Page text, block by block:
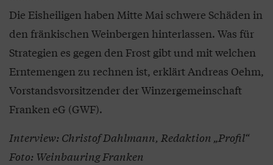
Die Eisheiligen haben Mitte Mai schwere Schäden in
den fränkischen Weinbergen hinterlassen. Was für
Strategien es gegen den Frost gibt und mit welchen
Erntemengen zu rechnen ist, erklärt Andreas Oehm,
Vorstandsvorsitzender der Winzergemeinschaft
Franken eG (GWF).
Interview: Christof Dahlmann, Redaktion „Profil“
Foto: Weinbauring Franken